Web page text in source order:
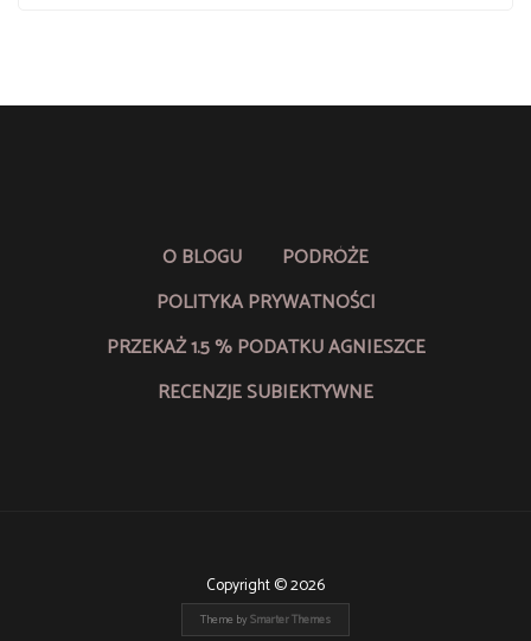
O BLOGU
PODRÓŻE
POLITYKA PRYWATNOŚCI
PRZEKAŻ 1.5 % PODATKU AGNIESZCE
RECENZJE SUBIEKTYWNE
Copyright © 2026
Theme bySmarter Themes